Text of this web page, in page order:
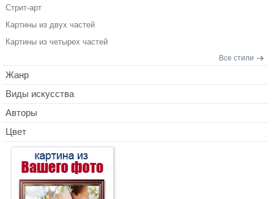
Стрит-арт
Картины из двух частей
Картины из четырех частей
Все стили
Жанр
Виды искусства
Авторы
Цвет